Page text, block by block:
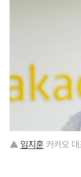
▲임지훈 카카오